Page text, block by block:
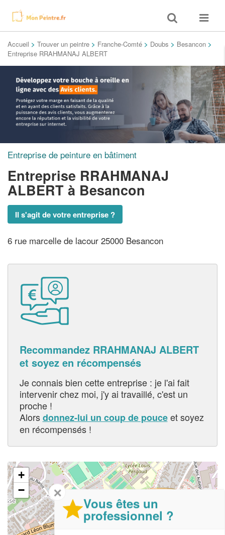
Toggle
search
Toggle
Accueil > Trouver un peintre > Franche-Comté > Doubs > Besancon >
Entreprise RRAHMANAJ ALBERT
Entreprise de peinture en bâtiment
Entreprise RRAHMANAJ
ALBERT à Besancon
Il s'agit de votre entreprise ?
6 rue marcelle de lacour 25000 Besancon
Recommandez RRAHMANAJ ALBERT
et soyez en récompensés
Je connais bien cette entreprise : je l'ai fait
intervenir chez moi, j'y ai travaillé, c'est un
proche !
Alorsdonnez-lui un coup de pouceet soyez
en récompensés !
+
−
✕
Vous êtes un
professionnel ?